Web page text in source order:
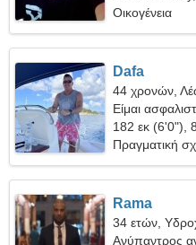
Οικογένεια
Dafa
44 χρονών,
Είμαι
τέλεια γυναίκα
182 εκ (6'0"),
Πραγματική
Rama
34 ετών,
Ανύπαντρος